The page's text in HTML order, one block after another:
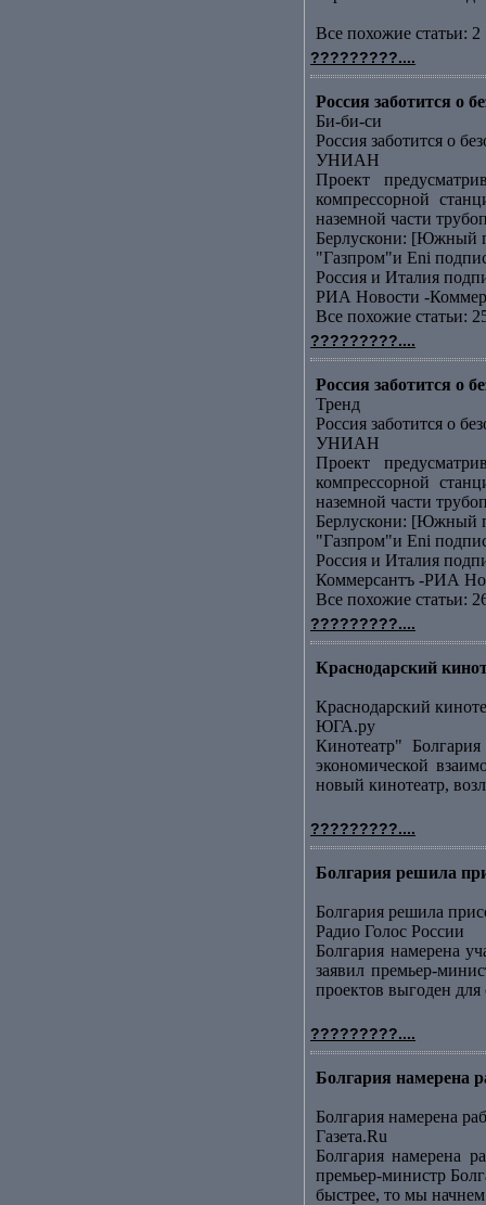
Все похожие статьи: 2
?????????....
Россия заботится о
Би-би-си
Россия заботится о
УНИАН
Проект
компрессорной
наземной части
Берлускони: [Южный
"Газпром"и Еni
Россия и Италия
РИА Новости -
Все похожие статьи:
?????????....
Россия заботится о
Тренд
Россия заботится о
УНИАН
Проект
компрессорной
наземной части
Берлускони: [Южный
"Газпром"и Еni
Россия и Италия
Коммерсантъ -РИА
Все похожие статьи:
?????????....
Краснодарский
Краснодарский
ЮГА.ру
Кинотеатр"
экономической
новый кинотеатр,
?????????....
Болгария решила
Болгария решила
Радио Голос России
Болгария намерена
заявил премьер-
проектов выгоден
?????????....
Болгария намерена
Болгария намерена
Газета.Ru
Болгария намерена
премьер-министр
быстрее, то мы